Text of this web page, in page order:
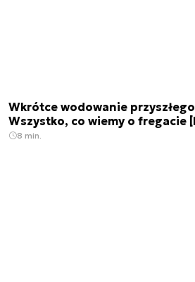
Wkrótce wodowanie
Wszystko, co wiemy o fregacie
8 min.